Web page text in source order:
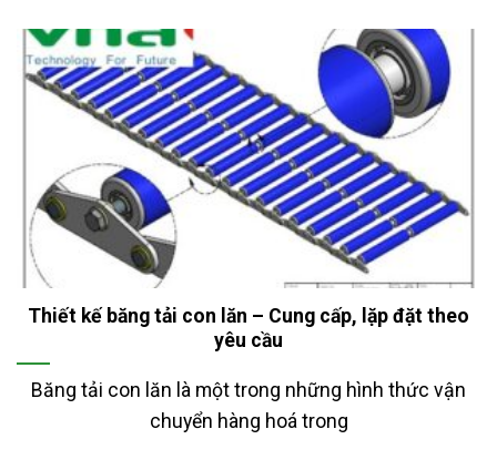
Thiết kế băng tải con lăn – Cung cấp, lặp đặt theo
yêu cầu
Băng tải con lăn là một trong những hình thức vận
chuyển hàng hoá trong